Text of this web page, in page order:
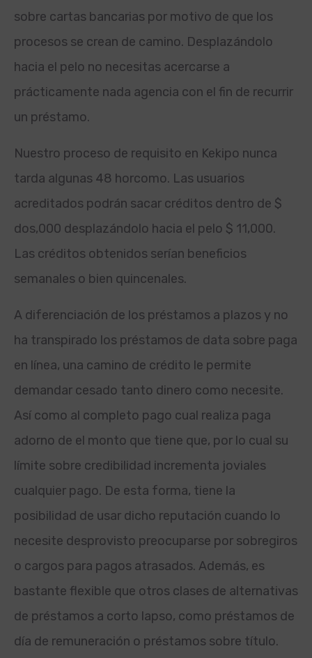
sobre cartas bancarias por motivo de que los
procesos se crean de camino. Desplazándolo
hacia el pelo no necesitas acercarse a
prácticamente nada agencia con el fin de recurrir
un préstamo.
Nuestro proceso de requisito en Kekipo nunca
tarda algunas 48 horcomo. Las usuarios
acreditados podrán sacar créditos dentro de $
dos,000 desplazándolo hacia el pelo $ 11,000.
Las créditos obtenidos serían beneficios
semanales o bien quincenales.
A diferenciación de los préstamos a plazos y no
ha transpirado los préstamos de data sobre paga
en línea, una camino de crédito le permite
demandar cesado tanto dinero como necesite.
Así­ como al completo pago cual realiza paga
adorno de el monto que tiene que, por lo cual su
límite sobre credibilidad incrementa joviales
cualquier pago. De esta forma, tiene la
posibilidad de usar dicho reputación cuando lo
necesite desprovisto preocuparse por sobregiros
o cargos para pagos atrasados. Además, es
bastante flexible que otros clases de alternativas
de préstamos a corto lapso, como préstamos de
día de remuneración o préstamos sobre título.